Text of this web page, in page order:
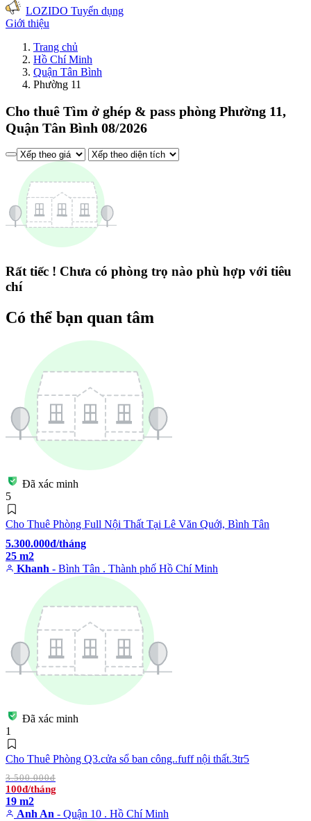
LOZIDO Tuyển dụng
Giới thiệu
Trang chủ
Hồ Chí Minh
Quận Tân Bình
Phường 11
Cho thuê Tìm ở ghép & pass phòng Phường 11,
Quận Tân Bình 08/2026
Rất tiếc ! Chưa có phòng trọ nào phù hợp với tiêu
chí
Có thể bạn quan tâm
Đã xác minh
5
Cho Thuê Phòng Full Nội Thất Tại Lê Văn Quới, Bình Tân
5.300.000đ/tháng
25 m2
Khanh - Bình Tân . Thành phố Hồ Chí Minh
Đã xác minh
1
Cho Thuê Phòng Q3.cửa sổ ban công..fuff nội thất.3tr5
3.500.000đ
100đ/tháng
19 m2
Anh An - Quận 10 . Hồ Chí Minh